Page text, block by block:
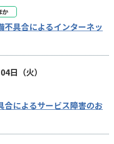
か
不具合によるインターネッ
日（火）
合によるサービス障害のお